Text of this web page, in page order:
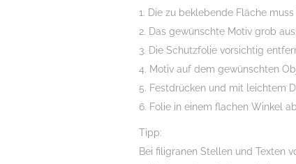
1. Die zu beklebende Fläche
2. Das gewünschte Motiv grob
3. Die Schutzfolie vorsichtig
4. Motiv auf dem gewünschten
5. Festdrücken und mit leichtem
6. Folie in einem flachen Winkel
Tipp:
Bei filigranen Stellen und Texten